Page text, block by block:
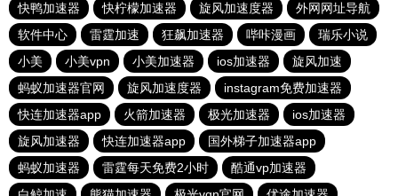
快鸭加速器
快柠檬加速器 旋风加速度器
外网网址导航
软件中心
雷霆加速 狂飙加速器 哔咔漫画
瑞乐小说
小美
小美vpn 小美加速器 ios加速器
旋风加速
蚂蚁加速器官网
旋风加速度器
instagram免费加速器
快连加速器app
火箭加速器 极光加速器
ios加速器
旋风加速器
快连加速器app
国外梯子加速器app
蚂蚁加速器
雷霆每天免费2小时
酷通vp加速器